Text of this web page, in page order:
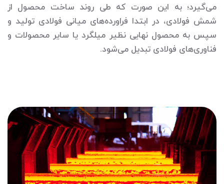
می‌گیرد؛ به این صورت که طی روند ساخت محصول از
شمش فولادی، در ابتدا فراورده‌های میانی فولادی تولید و
سپس به محصول نهایی نظیر میلگرد یا سایر محصولات و
فناوری‌های فولادی تبدیل می‌شود.